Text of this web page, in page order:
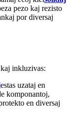
pezo kaj rezisto
por diversaj
inkluzivas:
estas uzataj en
komponantoj,
en diversaj